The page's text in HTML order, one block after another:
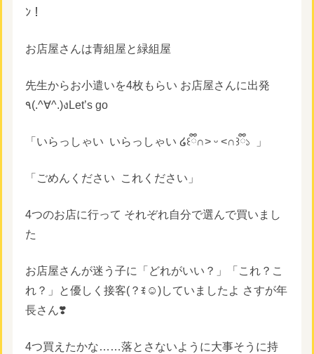
ﾝ！
お店屋さんは青組屋と緑組屋
先生からお小遣いを4枚もらい お店屋さんに出発
٩(.^∀^.)งLet’s go
「いらっしゃい いらっしゃい ໒꒰ྀི∩˃ ᵕ ˂∩꒱ྀི১ 」
「ごめんください これください」
4つのお店に行って それぞれ自分で選んで買いまし
た
お店屋さんが迷う子に「どれがいい？」「これ？こ
れ？」と優しく接客(？ꉂ☺)していましたよ さすが年
長さん❣️
4つ買えたかな……落とさないように大事そうに持